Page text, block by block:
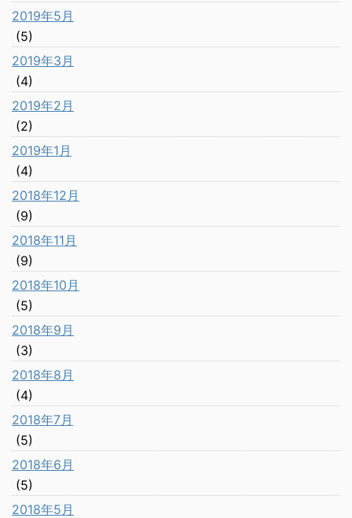
2019年5月
(5)
2019年3月
(4)
2019年2月
(2)
2019年1月
(4)
2018年12月
(9)
2018年11月
(9)
2018年10月
(5)
2018年9月
(3)
2018年8月
(4)
2018年7月
(5)
2018年6月
(5)
2018年5月